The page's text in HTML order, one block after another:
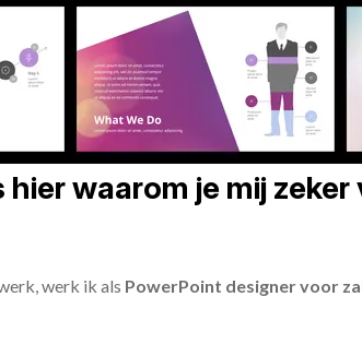
waarom je mij
werk ik als PowerPoint designer voor